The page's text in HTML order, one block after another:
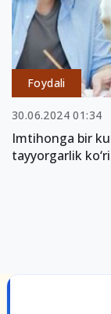
Foydali
30.06.2024 01:34
Imtihonga bir
tayyorgarlik